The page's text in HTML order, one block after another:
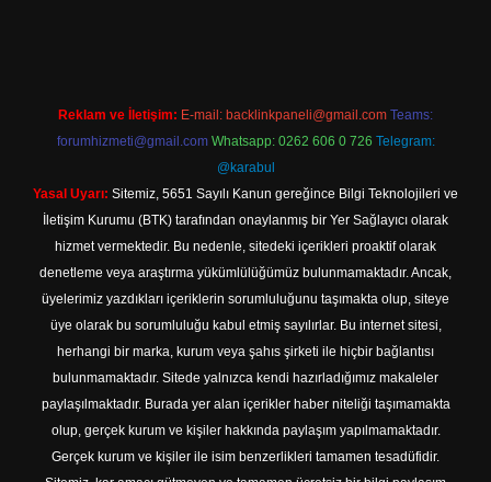
Reklam ve İletişim: E-mail: backlinkpaneli@gmail.com Teams:
forumhizmeti@gmail.com Whatsapp: 0262 606 0 726 Telegram:
@karabul
Yasal Uyarı: Sitemiz, 5651 Sayılı Kanun gereğince Bilgi Teknolojileri ve
İletişim Kurumu (BTK) tarafından onaylanmış bir Yer Sağlayıcı olarak
hizmet vermektedir. Bu nedenle, sitedeki içerikleri proaktif olarak
denetleme veya araştırma yükümlülüğümüz bulunmamaktadır. Ancak,
üyelerimiz yazdıkları içeriklerin sorumluluğunu taşımakta olup, siteye
üye olarak bu sorumluluğu kabul etmiş sayılırlar. Bu internet sitesi,
herhangi bir marka, kurum veya şahıs şirketi ile hiçbir bağlantısı
bulunmamaktadır. Sitede yalnızca kendi hazırladığımız makaleler
paylaşılmaktadır. Burada yer alan içerikler haber niteliği taşımamakta
olup, gerçek kurum ve kişiler hakkında paylaşım yapılmamaktadır.
Gerçek kurum ve kişiler ile isim benzerlikleri tamamen tesadüfidir.